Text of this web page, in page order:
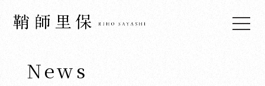
News